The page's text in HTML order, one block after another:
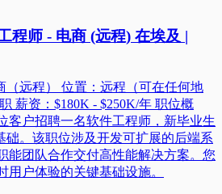
程师 - 电商 (远程) 在埃及 |
（远程） 位置：远程（可在任何地
薪资：$180K - $250K/年 职位概
客户招聘一名软件工程师，新毕业生
础。该职位涉及开发可扩展的后端系
能团队合作交付高性能解决方案。您
用户体验的关键基础设施。